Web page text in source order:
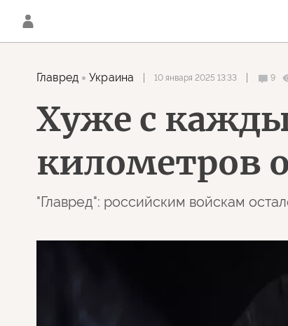
Главред Украина 10 января 2025 13:33 9
Хуже с
километров
"Главред": российским войскам